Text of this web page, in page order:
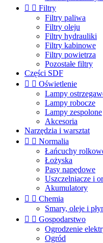
  Filtry
Filtry paliwa
Filtry oleju
Filtry hydrauliki
Filtry kabinowe
Filtry powietrza
Pozostałe filtry
Części SDF
  Oświetlenie
Lampy
Lampy robocze
Lampy zespolone
Akcesoria
Narzędzia i warsztat
  Normalia
Łańcuchy
Łożyska
Pasy napędowe
Uszczelniacze i
Akumulatory
  Chemia
Smary, oleje i
  Gospodarstwo
Ogrodzenie
Ogród